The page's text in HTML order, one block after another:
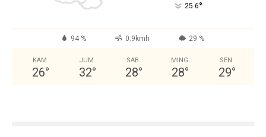
25.6°
94 % 0.9kmh 29 %
KAM
26°
JUM
32°
SAB
28°
MING
28°
SEN
29°